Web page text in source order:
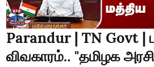
Parandur | TN Govt |
விவகாரம்.. "தமிழக